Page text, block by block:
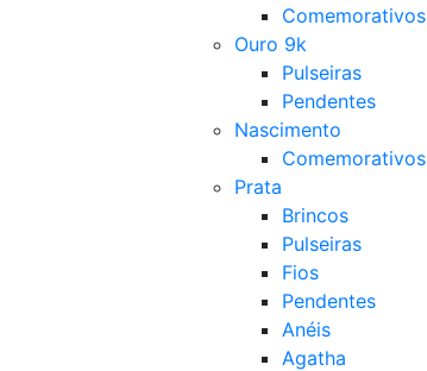
Comemorativos
Ouro 9k
Pulseiras
Pendentes
Nascimento
Comemorativos
Prata
Brincos
Pulseiras
Fios
Pendentes
Anéis
Agatha